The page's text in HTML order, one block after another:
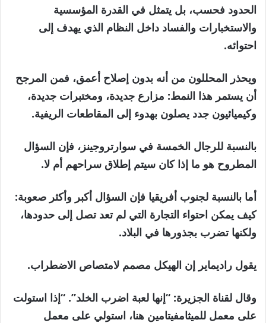
الحدود فحسب، بل يتمثل في القدرة المؤسسية
والاستخبارات والفساد داخل النظام الذي يهدف إلى
احتوائه.
ويحذر المحللون من أنه بدون إصلاح أعمق، فمن المرجح
أن يستمر هذا النمط: مزارع جديدة، ومختبرات جديدة،
وكيميائيون جدد يصلون بهدوء إلى المقاطعات الريفية.
بالنسبة للرجال الخمسة في سوارتروجينز، فإن السؤال
المطروح هو ما إذا كان سيتم إطلاق سراحهم أم لا.
أما بالنسبة لجنوب أفريقيا فإن السؤال أكبر وأكثر صعوبة:
كيف يمكن احتواء التجارة التي لم تعد تصل إلى حدودها،
ولكنها تضرب بجذورها في البلاد.
يقول راديماير إن الهيكل مصمم لامتصاص الاضطراب.
وقال لقناة الجزيرة: “إنها لعبة اضرب الخلد”. “إذا استولت
على معمل للميثامفيتامين هنا، استولي على معمل